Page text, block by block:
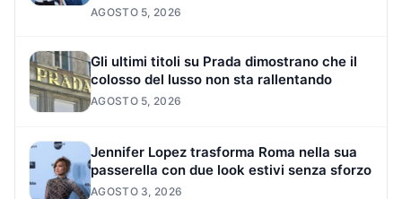
AGOSTO 5, 2026
Gli ultimi titoli su Prada dimostrano che il
colosso del lusso non sta rallentando
AGOSTO 5, 2026
Jennifer Lopez trasforma Roma nella sua
passerella con due look estivi senza sforzo
AGOSTO 3, 2026